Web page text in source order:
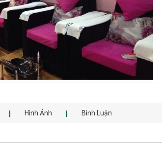
Hình Ảnh Bình Luận